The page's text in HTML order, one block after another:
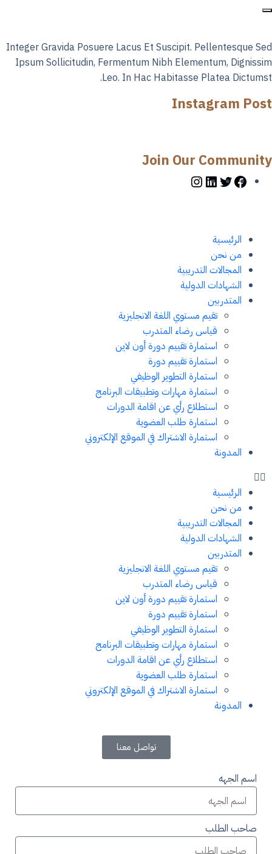
Integer Gravida Posuere Lacus Et Suscipit. Pellentesque Sed
Ipsum Sollicitudin, Fermentum Nibh Elementum, Dignissim
Leo. In Hac Habitasse Platea Dictumst.
Instagram Post
Join Our Community
الرئيسية
من نحن
المجالات التدريبية
الشهادات الدولية
المتدربين
تقيم مستوي اللغة الانجليزية
قياس رضاء المتدرب
استمارة تقييم دورة أون لاين
استمارة تقييم دورة
استمارة التطوير الوظيفي
استمارة مهارات وتطبيقات البرنامج
استطلاع رأي عن اقامة الدورات
استمارة طلب العضوية
استمارة الاشتراك في الموقع الإلكتروني
المدونة
الرئيسية
من نحن
المجالات التدريبية
الشهادات الدولية
المتدربين
تقيم مستوي اللغة الانجليزية
قياس رضاء المتدرب
استمارة تقييم دورة أون لاين
استمارة تقييم دورة
استمارة التطوير الوظيفي
استمارة مهارات وتطبيقات البرنامج
استطلاع رأي عن اقامة الدورات
استمارة طلب العضوية
استمارة الاشتراك في الموقع الإلكتروني
المدونة
تواصل معنا
اسم الجهه
صاحب الطلب